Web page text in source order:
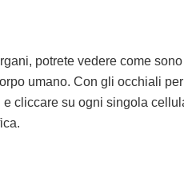
potrete vedere come
umano. Con gli occhiali
cliccare su ogni singola